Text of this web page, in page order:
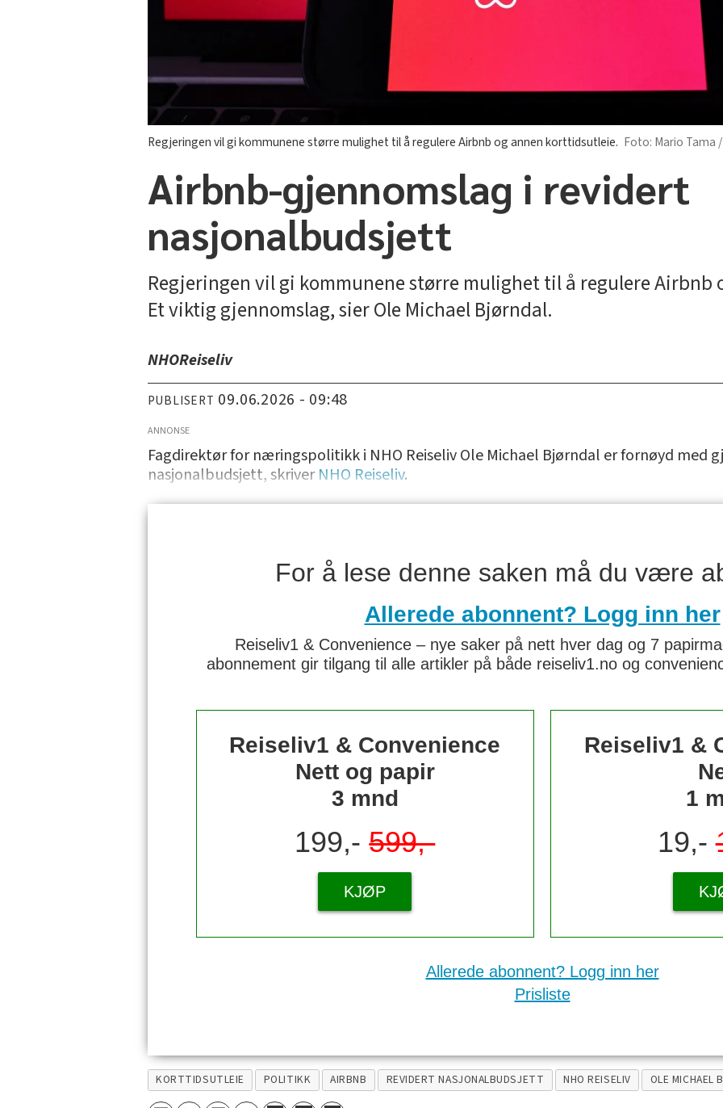
Regjeringen vil gi kommunene større mulighet til å regulere Airbnb og annen korttidsutleie. Mario Tama
Airbnb-gjennomslag i revidert
nasjonalbudsjett
Regjeringen vil gi kommunene større mulighet til å regulere
Et viktig gjennomslag, sier Ole Michael Bjørndal.
NHOReiseliv
PUBLISERT 09.06.2026 - 09:48
ANNONSE
Fagdirektør for næringspolitikk i NHO Reiseliv Ole Michael Bjørndal er fornøyd med
nasjonalbudsjett, skriverNHO Reiseliv.
For å lese denne saken må du være
Allerede abonnent? Logg inn her
Reiseliv1 & Convenience – nye saker på nett hver dag og 7
abonnement gir tilgang til alle artikler på både reiseliv1.no og
Reiseliv1 & Convenience
Nett og papir
3 mnd
199,-599,-
KJØP
Reiseliv1 &
1
19,-
Allerede abonnent? Logg inn her
Prisliste
KORTTIDSUTLEIE POLITIKK AIRBNB REVIDERT NASJONALBUDSJETT NHO REISELIV OLE MICHAEL